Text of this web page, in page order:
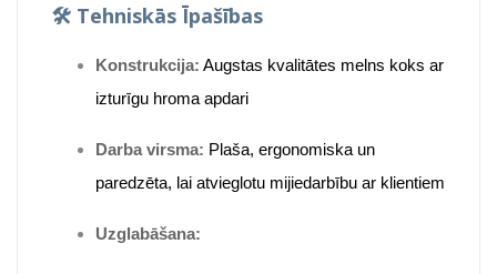
🛠️ Tehniskās Īpašības
Konstrukcija: Augstas kvalitātes melns koks ar
izturīgu hroma apdari
Darba virsma: Plaša, ergonomiska un
paredzēta, lai atvieglotu mijiedarbību ar klientiem
Uzglabāšana: